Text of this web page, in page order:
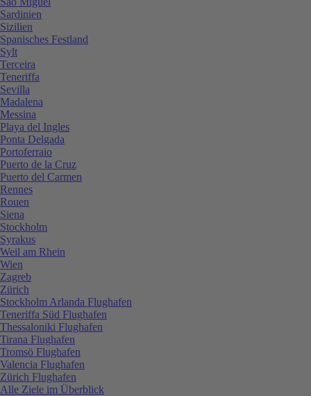
Sardinien
Sizilien
Spanisches Festland
Sylt
Terceira
Teneriffa
Sevilla
Madalena
Messina
Playa del Ingles
Ponta Delgada
Portoferraio
Puerto de la Cruz
Puerto del Carmen
Rennes
Rouen
Siena
Stockholm
Syrakus
Weil am Rhein
Wien
Zagreb
Zürich
Stockholm Arlanda Flughafen
Teneriffa Süd Flughafen
Thessaloniki Flughafen
Tirana Flughafen
Tromsö Flughafen
Valencia Flughafen
Zürich Flughafen
Alle Ziele im Überblick